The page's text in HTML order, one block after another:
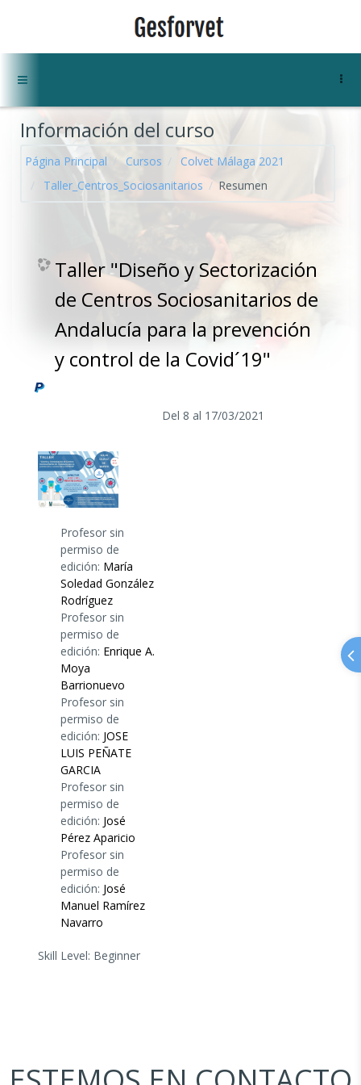
Información del curso
Página Principal Cursos
Colvet Málaga 2021
Taller_Centros_Sociosanitarios
Resumen
Taller "Diseño y Sectorización
de Centros Sociosanitarios de
Andalucía para la prevención
y control de la Covid´19"
Del 8 al 17/03/2021
Profesor sin
permiso de
edición: María
Soledad González
Rodríguez
Profesor sin
permiso de
edición: Enrique A.
Moya
Barrionuevo
Profesor sin
permiso de
edición: JOSE
LUIS PEÑATE
GARCIA
Profesor sin
permiso de
edición: José
Pérez Aparicio
Profesor sin
permiso de
edición: José
Manuel Ramírez
Navarro
Skill Level: Beginner